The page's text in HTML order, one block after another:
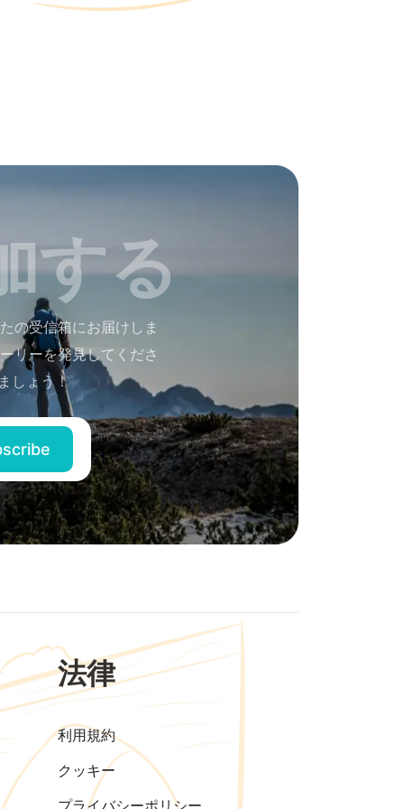
する
の受信箱にお届けしま
リーを発見してくださ
しょう！
法律
利用規約
クッキー